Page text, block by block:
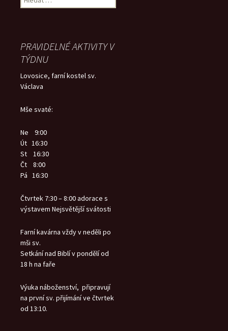
PRAVIDELNÉ AKTIVITY V
TÝDNU
Lovosice, farní kostel sv.
Václava
Mše svaté:
Ne 9:00
Út 16:30
St 16:30
Čt 8:00
Pá 16:30
Čtvrtek 7:30 – 8:00 adorace s
výstavem Nejsvětější svátosti
Farní kavárna vždy v neděli po
mši sv.
Setkání nad Biblí v pondělí od
18 h na faře
Výuka náboženství, připravují
na první sv. přijímání ve čtvrtek
od 13:10.